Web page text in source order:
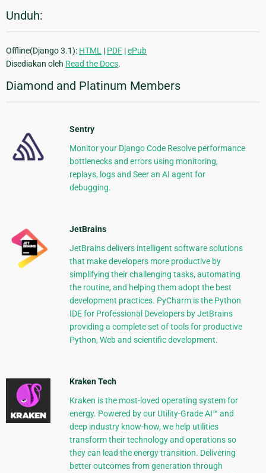
Unduh:
Offline(Django 3.1): HTML | PDF |ePub
Disediakan oleh Read the Docs.
Diamond and Platinum Members
Sentry
Monitor your Django Code Resolve performance
bottlenecks and errors using monitoring,
replays, logs and Seer an AI agent for
debugging.
JetBrains
JetBrains delivers intelligent software solutions
that make developers more productive by
simplifying their challenging tasks, automating
the routine, and helping them adopt the best
development practices. PyCharm is the Python
IDE for Professional Developers by JetBrains
providing a complete set of tools for productive
Python, Web and scientific development.
Kraken Tech
Kraken is the most-loved operating system for
energy. Powered by our Utility-Grade AI™ and
deep industry know-how, we help utilities
transform their technology and operations so
they can lead the energy transition. Delivering
better outcomes from generation through